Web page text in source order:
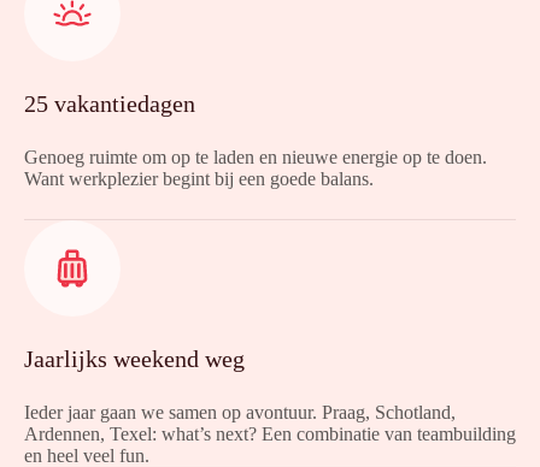
25 vakantiedagen
Genoeg ruimte om op te laden en nieuwe energie op te doen.
Want werkplezier begint bij een goede balans.
Jaarlijks weekend weg
Ieder jaar gaan we samen op avontuur. Praag, Schotland,
Ardennen, Texel: what’s next? Een combinatie van teambuilding
en heel veel fun.